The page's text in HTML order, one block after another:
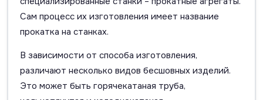
Сам процесс их изготовления имеет название
прокатка на станках.
В зависимости от способа изготовления,
различают несколько видов бесшовных изделий.
Это может быть горячекатаная труба,